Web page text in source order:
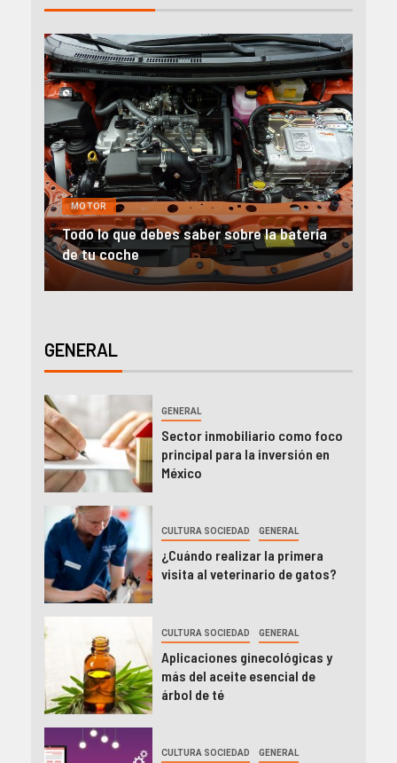
MOTOR
Todo lo que debes saber sobre la batería
de tu coche
GENERAL
Alquiler
GENERAL
GENERAL
Sector inmobiliario como foco
principal para la inversión en
México
CULTURA SOCIEDAD GENERAL
¿Cuándo realizar la primera
visita al veterinario de gatos?
CULTURA SOCIEDAD GENERAL
Aplicaciones ginecológicas y
más del aceite esencial de
árbol de té
CULTURA SOCIEDAD GENERAL